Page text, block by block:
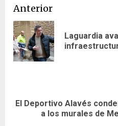
Navegación
de
entradas
Anterior
Laguardia
Siguiente
entrada:
El Deportivo Alavés
a los murales de